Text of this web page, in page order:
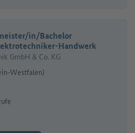
in/Bachelor
Handwerk
GmbH & Co. KG
Westfalen)